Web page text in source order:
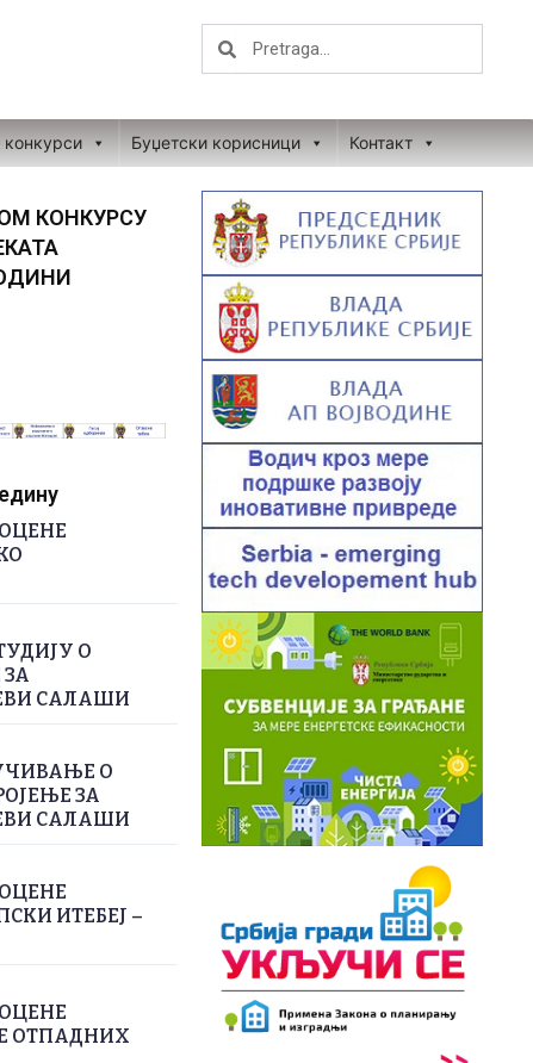
Search
конкурси Буџетски корисници Контакт
КОНКУРСУ
О
САЛАШИ
О
ЗА
САЛАШИ
ИТЕБЕЈ –
ОТПАДНИХ